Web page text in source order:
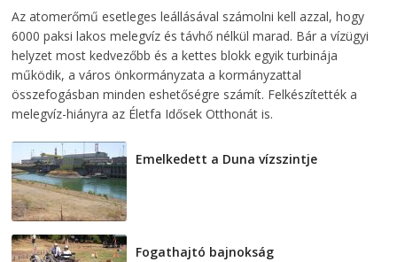
Az atomerőmű esetleges leállásával számolni kell azzal, hogy
6000 paksi lakos melegvíz és távhő nélkül marad. Bár a vízügyi
helyzet most kedvezőbb és a kettes blokk egyik turbinája
működik, a város önkormányzata a kormányzattal
összefogásban minden eshetőségre számít. Felkészítették a
melegvíz-hiányra az Életfa Idősek Otthonát is.
Emelkedett a Duna vízszintje
Fogathajtó bajnokság